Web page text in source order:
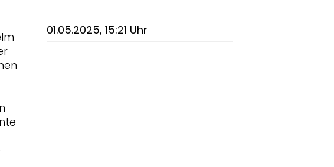
01.05.2025, 15:21 Uhr